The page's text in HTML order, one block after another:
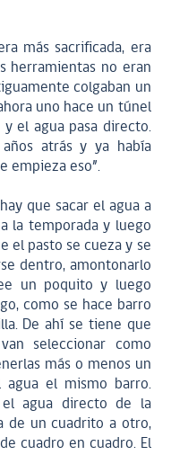
más sacrificada, era
herramientas no eran
colgaban un
uno hace un túnel
el agua pasa directo.
atrás y ya había
empieza eso”.
que sacar el agua a
la temporada y luego
el pasto se cueza y se
dentro, amontonarlo
un poquito y luego
como se hace barro
De ahí se tiene que
seleccionar como
más o menos un
agua el mismo barro.
el agua directo de la
de un cuadrito a otro,
cuadro en cuadro. El